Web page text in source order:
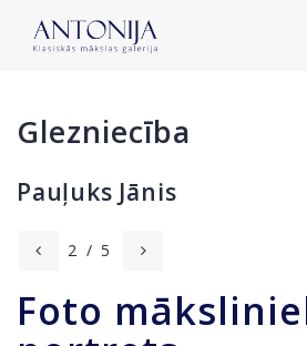
Glezniecība
Pauļuks Jānis
2 / 5
Foto